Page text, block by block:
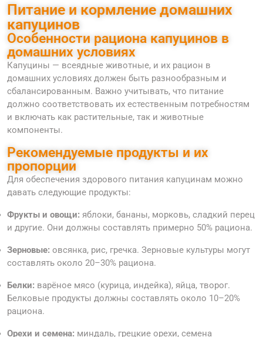
Питание и кормление домашних
капуцинов
Особенности рациона капуцинов в
домашних условиях
Капуцины — всеядные животные, и их рацион в
домашних условиях должен быть разнообразным и
сбалансированным. Важно учитывать, что питание
должно соответствовать их естественным потребностям
и включать как растительные, так и животные
компоненты.
Рекомендуемые продукты и их
пропорции
Для обеспечения здорового питания капуцинам можно
давать следующие продукты:
Фрукты и овощи: яблоки, бананы, морковь, сладкий перец
и другие. Они должны составлять примерно 50% рациона.
Зерновые: овсянка, рис, гречка. Зерновые культуры могут
составлять около 20–30% рациона.
Белки: варёное мясо (курица, индейка), яйца, творог.
Белковые продукты должны составлять около 10–20%
рациона.
Орехи и семена: миндаль, грецкие орехи, семена